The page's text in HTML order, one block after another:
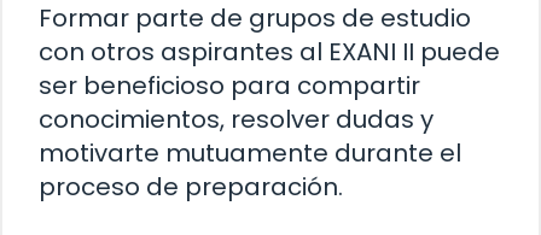
Formar parte de grupos de estudio
con otros aspirantes al EXANI II puede
ser beneficioso para compartir
conocimientos, resolver dudas y
motivarte mutuamente durante el
proceso de preparación.